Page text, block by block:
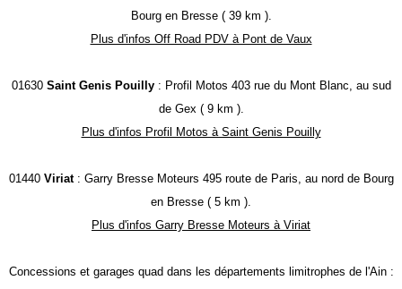
Bourg en Bresse ( 39 km ).
Plus d'infos Off Road PDV à Pont de Vaux
01630 Saint Genis Pouilly: Profil Motos 403 rue du Mont Blanc, au sud
de Gex ( 9 km ).
Plus d'infos Profil Motos à Saint Genis Pouilly
01440 Viriat: Garry Bresse Moteurs 495 route de Paris, au nord de Bourg
en Bresse ( 5 km ).
Plus d'infos Garry Bresse Moteurs à Viriat
Concessions et garages quad dans les départements limitrophes de l'Ain :